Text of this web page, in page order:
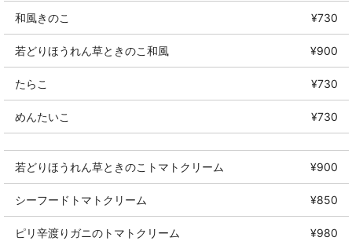
和風きのこ ¥730
若どりほうれん草ときのこ和風 ¥900
たらこ ¥730
めんたいこ ¥730
若どりほうれん草ときのこトマトクリーム ¥900
シーフードトマトクリーム ¥850
ピリ辛渡りガニのトマトクリーム ¥980